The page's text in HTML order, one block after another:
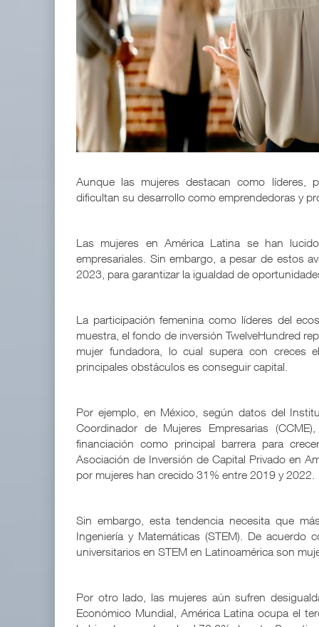
Aunque las mujeres destacan como líderes,
dificultan su desarrollo como emprendedoras y
Las mujeres en América Latina se han
empresariales. Sin embargo, a pesar de estos
2023, para garantizar la igualdad de
La participación femenina como líderes del
muestra, el fondo de inversión TwelveHundred
mujer fundadora, lo cual supera con creces
principales obstáculos es conseguir capital.
Por ejemplo, en México, según datos del
Coordinador de Mujeres Empresarias
financiación como principal barrera para
Asociación de Inversión de Capital Privado en
por mujeres han crecido 31% entre 2019 y 2022.
Sin embargo, esta tendencia necesita que
Ingeniería y Matemáticas (STEM). De
universitarios en STEM en Latinoamérica son
Por otro lado, las mujeres aún sufren
Económico Mundial, América Latina ocupa el
EE.UU. plantea nuevas restricciones para tripul
05 AGO 2026
APM Terminals incrementa equipamiento para movi
05 AGO 2026